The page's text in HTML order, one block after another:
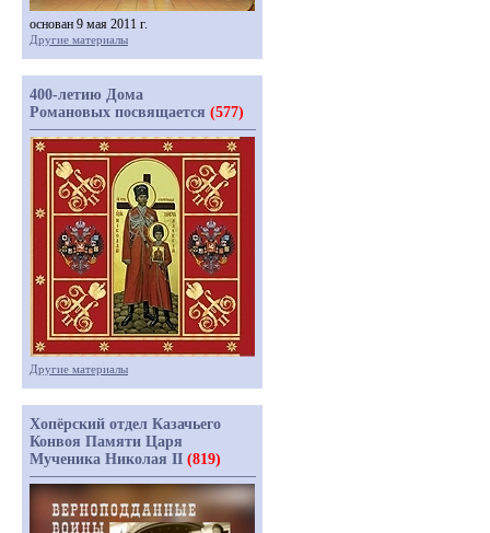
основан 9 мая 2011 г.
Другие материалы
400-летию Дома
Романовых посвящается (577)
Другие материалы
Хопёрский отдел Казачьего
Конвоя Памяти Царя
Мученика Николая II (819)